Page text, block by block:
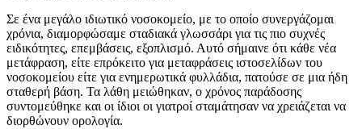
Σε ένα μεγάλο ιδιωτικό νοσοκομείο, με το οποίο συνεργάζομαι
χρόνια, διαμορφώσαμε σταδιακά γλωσσάρι για τις πιο συχνές
ειδικότητες, επεμβάσεις, εξοπλισμό. Αυτό σήμαινε ότι κάθε νέα
μετάφραση, είτε επρόκειτο για μεταφράσεις ιστοσελίδων του
νοσοκομείου είτε για ενημερωτικά φυλλάδια, πατούσε σε μια ήδη
σταθερή βάση. Τα λάθη μειώθηκαν, ο χρόνος παράδοσης
συντομεύθηκε και οι ίδιοι οι γιατροί σταμάτησαν να χρειάζεται να
διορθώνουν ορολογία.